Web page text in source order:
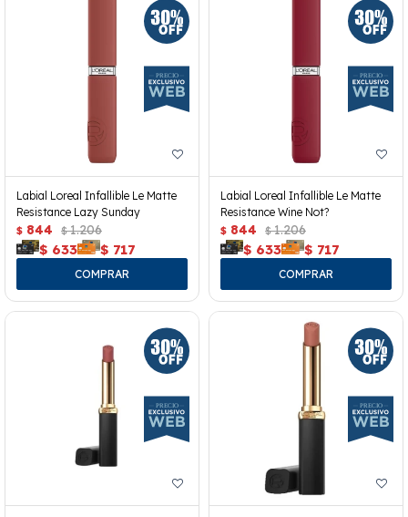
Labial Loreal Infallible Le Matte
Resistance Lazy Sunday
$ 844 $ 1.206
$ 633 $ 717
Labial Loreal Infallible Le Matte
Resistance Wine Not?
$ 844 $ 1.206
$ 633 $ 717